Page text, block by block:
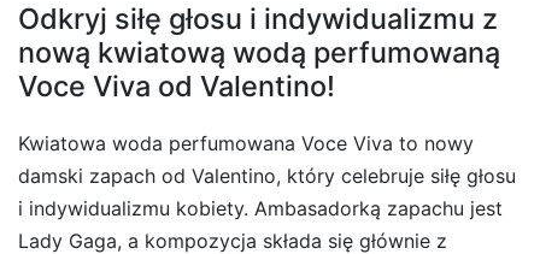
Odkryj siłę głosu i indywidualizmu z
nową kwiatową wodą perfumowaną
Voce Viva od Valentino!
Kwiatowa woda perfumowana Voce Viva to nowy
damski zapach od Valentino, który celebruje siłę głosu
i indywidualizmu kobiety. Ambasadorką zapachu jest
Lady Gaga, a kompozycja składa się głównie z